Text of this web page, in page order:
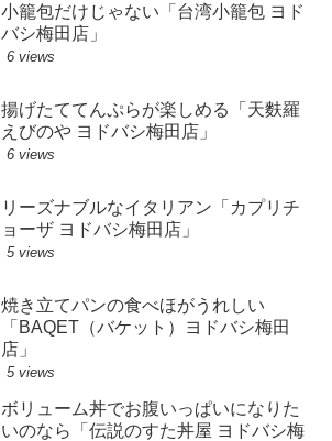
小籠包だけじゃない「台湾小籠包 ヨド
バシ梅田店」
6 views
揚げたててんぷらが楽しめる「天麩羅
えびのや ヨドバシ梅田店」
6 views
リーズナブルなイタリアン「カプリチ
ョーザ ヨドバシ梅田店」
5 views
焼き立てパンの食べほがうれしい
「BAQET（バケット）ヨドバシ梅田
店」
5 views
ボリューム丼でお腹いっぱいになりた
いのなら「伝説のすた丼屋 ヨドバシ梅